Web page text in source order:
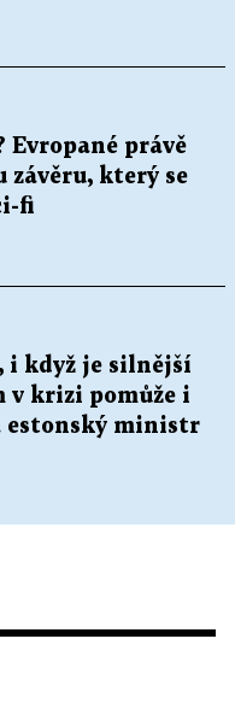
Evropané právě
který se
fi
i když je silnější
v krizi pomůže i
estonský ministr